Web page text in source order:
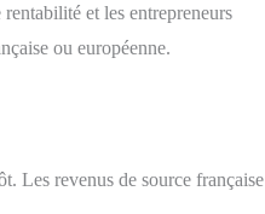
et les entrepreneurs
ou européenne.
Les revenus de source française